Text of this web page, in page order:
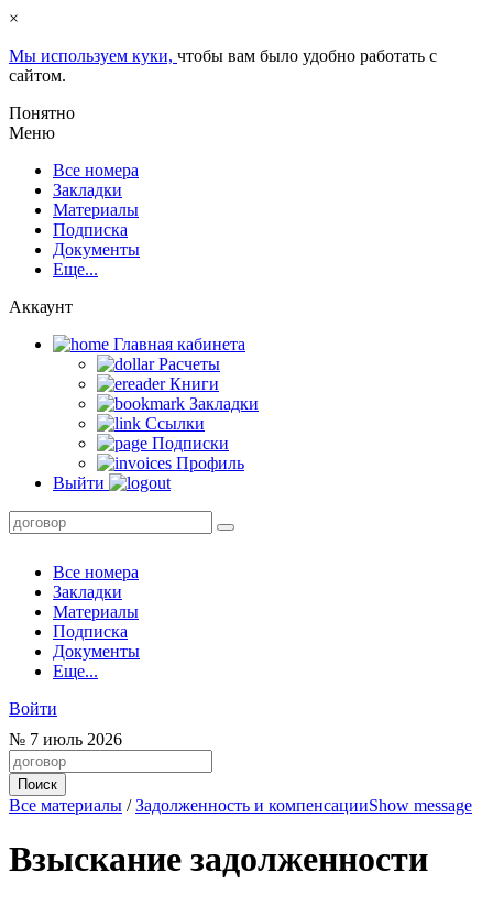
×
Мы используем куки, чтобы вам было удобно работать с
сайтом.
Понятно
Меню
Все номера
Закладки
Материалы
Подписка
Документы
Еще...
Аккаунт
Главная кабинета
Расчеты
Книги
Закладки
Ссылки
Подписки
Профиль
Выйти
Все номера
Закладки
Материалы
Подписка
Документы
Еще...
Войти
№ 7 июль 2026
Все материалы /Задолженность и компенсацииShow message
Взыскание задолженности